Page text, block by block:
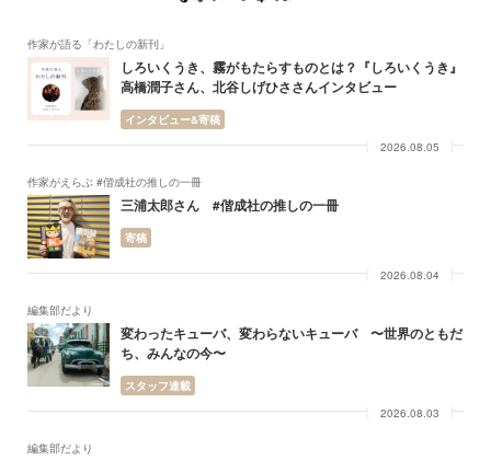
作家が語る「わたしの新刊」
しろいくうき、霧がもたらすものとは？『しろいくうき』
高橋潤子さん、北谷しげひささんインタビュー
インタビュー&寄稿
2026.08.05
作家がえらぶ #偕成社の推しの一冊
三浦太郎さん #偕成社の推しの一冊
寄稿
2026.08.04
編集部だより
変わったキューバ、変わらないキューバ 〜世界のともだ
ち、みんなの今〜
スタッフ連載
2026.08.03
編集部だより